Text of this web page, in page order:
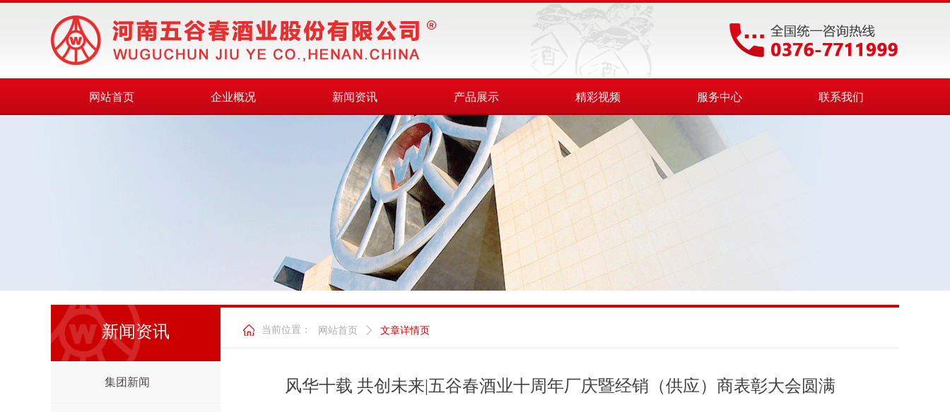
网站首页 企业概况 新闻资讯 产品展示 精彩视频 服务中心 联系我们
风华十载 共创未来|五谷春酒业十周年厂庆暨经销（供应）商表彰大会圆满
网站首页 ꄲ 文章详情页
当前位置：
新闻资讯
集团新闻